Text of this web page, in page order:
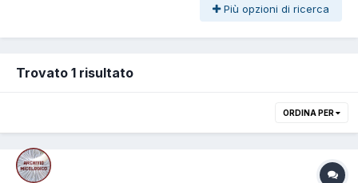
Più opzioni di ricerca
Trovato 1 risultato
ORDINA PER